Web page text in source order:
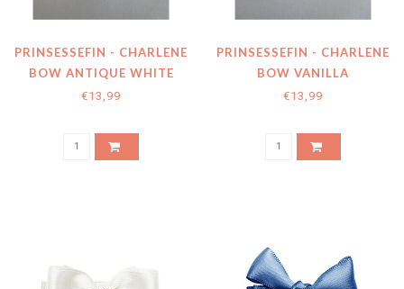
PRINSESSEFIN - CHARLENE
BOW ANTIQUE WHITE
€13,99
PRINSESSEFIN - CHARLENE
BOW VANILLA
€13,99